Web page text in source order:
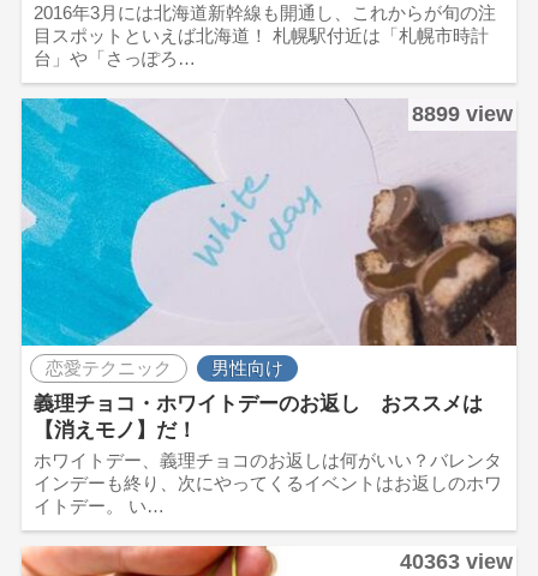
2016年3月には北海道新幹線も開通し、これからが旬の注
目スポットといえば北海道！ 札幌駅付近は「札幌市時計
台」や「さっぽろ…
8899 view
恋愛テクニック 男性向け
義理チョコ・ホワイトデーのお返し おススメは
【消えモノ】だ！
ホワイトデー、義理チョコのお返しは何がいい？バレンタ
インデーも終り、次にやってくるイベントはお返しのホワ
イトデー。 い…
40363 view